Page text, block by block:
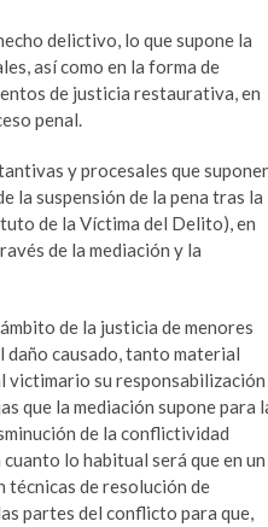
delictivo, lo que supone la
así como en la forma de
de justicia restaurativa, en
penal.
y procesales que
la suspensión de la pena tras la
de la Víctima del Delito), en
de la mediación y la
de la justicia de menores
daño causado, tanto material
victimario su
que la mediación supone para
de la conflictividad
lo habitual será que en un
técnicas de resolución de
partes del conflicto para que,